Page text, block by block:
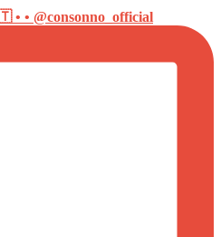
• • @consonno_official